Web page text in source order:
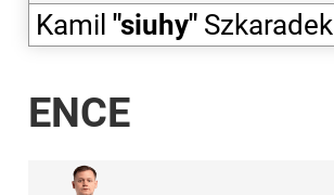
Kamil "siuhy" Szkaradek
ENCE